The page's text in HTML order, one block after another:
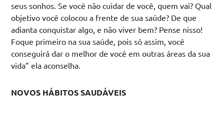
seus sonhos. Se você não cuidar de você, quem vai? Qual
objetivo você colocou a frente de sua saúde? De que
adianta conquistar algo, e não viver bem? Pense nisso!
Foque primeiro na sua saúde, pois só assim, você
conseguirá dar o melhor de você em outras áreas da sua
vida” ela aconselha.
NOVOS HÁBITOS SAUDÁVEIS